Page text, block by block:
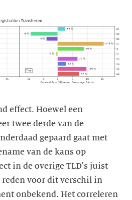
yj8364fopk6s/
effect. Hoewel een
twee derde van de
gepaard gaat met
van de kans op
in de overige TLD's juist
reden voor dit verschil in
onbekend. Het correleren